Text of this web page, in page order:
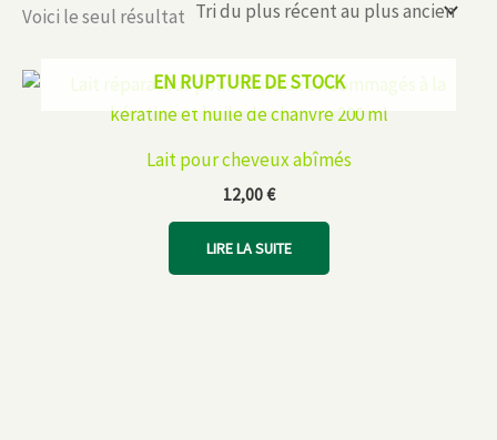
Voici le seul résultat
EN RUPTURE DE STOCK
Lait pour cheveux abîmés
12,00€
LIRE LA SUITE